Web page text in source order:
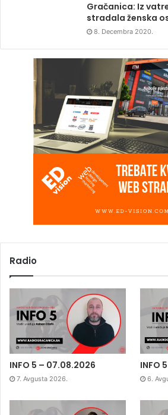
Gračanica: Iz
stradala ženska
8. Decembra 2020.
Radio
INFO 5 – 07.08.2026
7. Avgusta 2026.
INFO
6.